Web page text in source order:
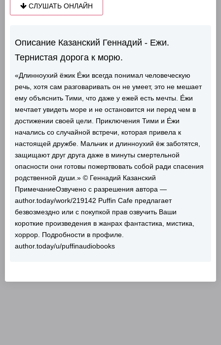
СЛУШАТЬ ОНЛАЙН
Описание Казанский Геннадий - Ежи.
Тернистая дорога к морю.
«Длинноухий ёжик Е́жи всегда понимал человеческую
речь, хотя сам разговаривать он не умеет, это не мешает
ему объяснить Тими, что даже у ежей есть мечты. Е́жи
мечтает увидеть море и не остановится ни перед чем в
достижении своей цели. Приключения Тими и Е́жи
начались со случайной встречи, которая привела к
настоящей дружбе. Мальчик и длинноухий ёж заботятся,
защищают друг друга даже в минуты смертельной
опасности они готовы пожертвовать собой ради спасения
родственной души.» © Геннадий Казанский
ПримечаниеОзвучено с разрешения автора —
author.today/work/219142 Puffin Cafe предлагает
безвозмездно или с покупкой прав озвучить Ваши
короткие произведения в жанрах фантастика, мистика,
хоррор. Подробности в профиле.
author.today/u/puffinaudiobooks